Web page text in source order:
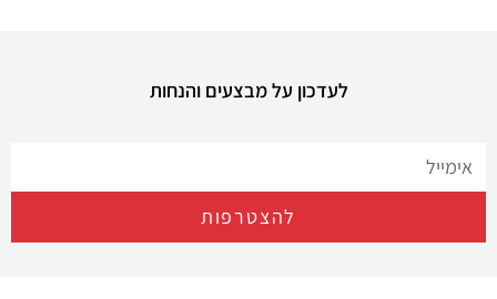
לעדכון על מבצעים והנחות
להצטרפות